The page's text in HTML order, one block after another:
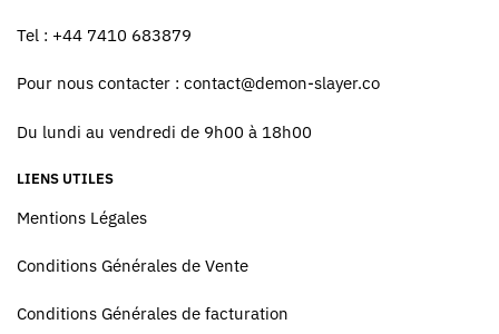
Tel : +44 7410 683879
Pour nous contacter : contact@demon-slayer.co
Du lundi au vendredi de 9h00 à 18h00
LIENS UTILES
Mentions Légales
Conditions Générales de Vente
Conditions Générales de facturation